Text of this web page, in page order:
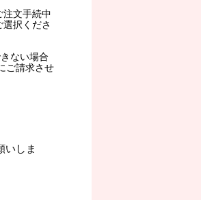
文手続中
択くださ
ない場合
ご請求させ
いしま